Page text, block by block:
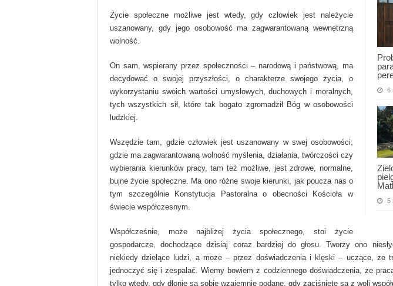
6
5
Życie społeczne możliwe jest wtedy, gdy człowiek jest należycie
uszanowany, gdy jego osobowość ma zagwarantowaną wewnętrzną
wolność.
On sam, wspierany przez społeczności – narodową i państwową, ma
decydować o swojej przyszłości, o charakterze swojego życia, o
wykorzystaniu swoich wartości umysłowych, duchowych i moralnych,
tych wszystkich sił, które tak bogato zgromadził Bóg w osobowości
ludzkiej.
Wszędzie tam, gdzie człowiek jest uszanowany w swej osobowości;
gdzie ma zagwarantowaną wolność myślenia, działania, twórczości czy
wybierania kierunków pracy, tam też możliwe, jest zdrowe, normalne,
bujne życie społeczne. Ma ono różne swoje kierunki, jak poucza nas o
tym szczególnie Konstytucja Pastoralna o obecności Kościoła w
świecie współczesnym.
Współcześnie, może najbliżej życia społecznego, stoi życie
gospodarcze, dochodzące dzisiaj coraz bardziej do głosu. Tworzy ono
niekiedy dzielące ludzi, a może – przez doświadczenia i klęski – uczące, że
jednoczyć się i zespalać. Wiemy bowiem z codziennego doświadczenia, że
tylko wtedy, gdy dłonie są sobie wzajemnie podane, gdy zaciśnięte są z woli